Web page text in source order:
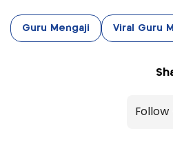
Guru Mengaji Viral Guru